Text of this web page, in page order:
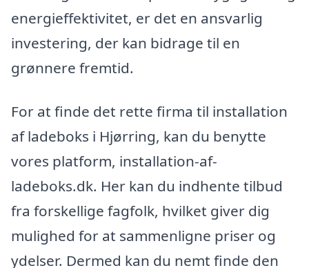
energieffektivitet, er det en ansvarlig
investering, der kan bidrage til en
grønnere fremtid.
For at finde det rette firma til installation
af ladeboks i Hjørring, kan du benytte
vores platform, installation-af-
ladeboks.dk. Her kan du indhente tilbud
fra forskellige fagfolk, hvilket giver dig
mulighed for at sammenligne priser og
ydelser. Dermed kan du nemt finde den